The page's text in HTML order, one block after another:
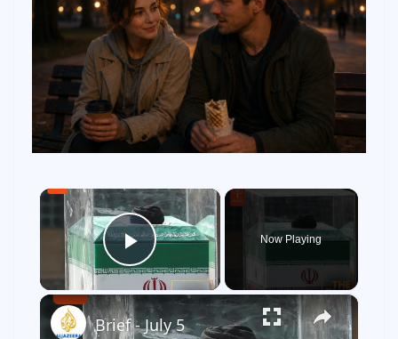
×
Play Video
Now Playing
×
Brief - July 5